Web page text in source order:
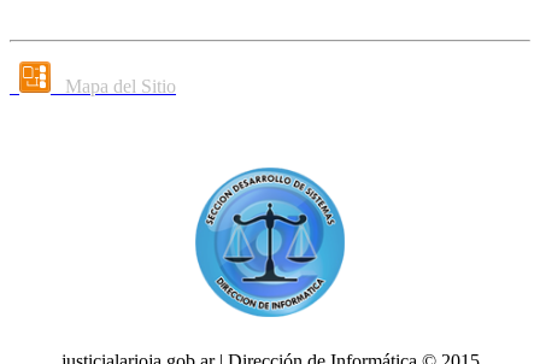
Mapa del Sitio